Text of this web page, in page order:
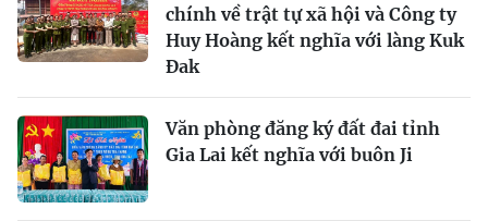
chính về trật tự xã hội và Công ty
Huy Hoàng kết nghĩa với làng Kuk
Đak
Văn phòng đăng ký đất đai tỉnh
Gia Lai kết nghĩa với buôn Ji